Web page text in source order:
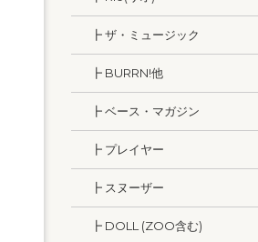
┣ ザ・ミュージック
┣ BURRN!他
┣ ベース・マガジン
┣ プレイヤー
┣ スヌーザー
┣ DOLL (ZOO含む)